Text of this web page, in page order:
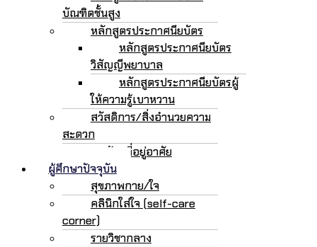
บัณฑิตชั้นสูง
หลักสูตรประกาศนียบัตร
หลักสูตรประกาศนียบัตร
วิสัญญีพยาบาล
หลักสูตรประกาศนียบัตรผู้
ให้ความรู้เบาหวาน
สวัสดิการ/สิ่งอำนวยความ
สะดวก
หอพัก/ที่อยู่อาศัย
ผู้ศึกษาปัจจุบัน
สุขภาพกาย/ใจ
คลินิกใส่ใจ (self-care
corner)
รายวิชากลาง